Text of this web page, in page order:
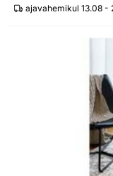
ajavahemikul 13.08 -
Narma